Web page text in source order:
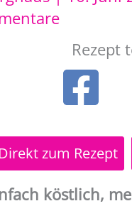
Rezept
Direkt zum Rezept
köstlich,